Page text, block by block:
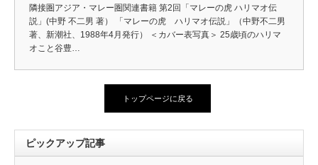
隣接圏アジア・マレー圏関連書籍 第2回「マレーの虎 ハリマオ伝
説」(中野 不二男 著） 「マレーの虎 ハリマオ伝説」（中野不二男
著、新潮社、1988年4月発行） ＜カバー表写真＞ 25歳頃のハリマ
オこと谷豊…
トップページに戻る
ピックアップ記事